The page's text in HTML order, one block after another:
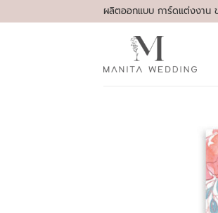
to
ผลิตออกแบบ การ์ดแต่งงาน